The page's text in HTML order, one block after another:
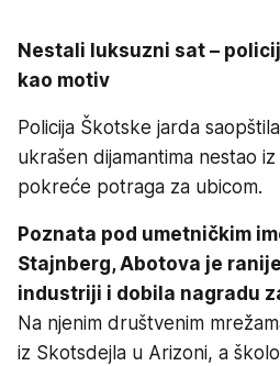
Nestali luksuzni sat –
kao motiv
Policija Škotske jarda
ukrašen dijamantima nestao
pokreće potraga za ubicom.
Poznata pod umetničkim
Stajnberg, Abotova je
industriji i dobila nagradu
Na njenim društvenim
iz Skotsdejla u Arizoni, a